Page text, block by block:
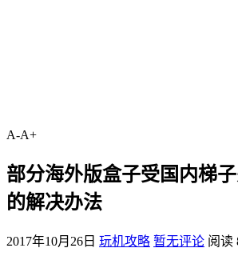
A-A+
部分海外版盒子受国内梯
的解决办法
2017年10月26日 玩机攻略 暂无评论 阅读